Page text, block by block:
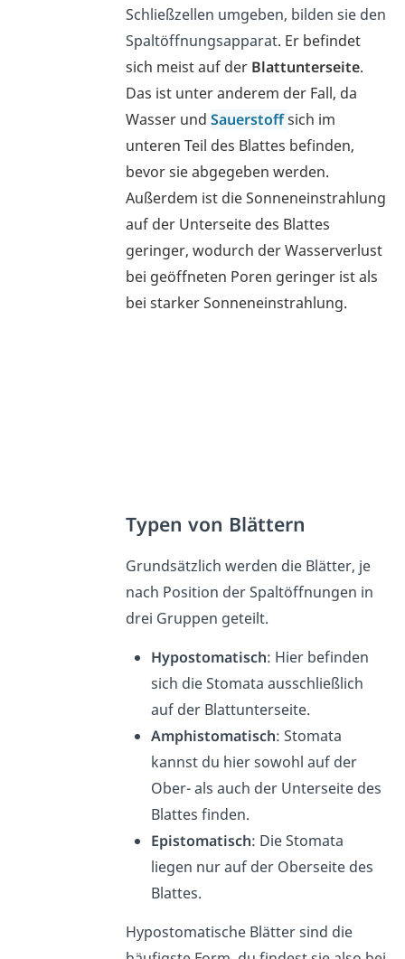
Schließzellen umgeben, bilden sie den
Spaltöffnungsapparat. Er befindet
sich meist auf der Blattunterseite.
Das ist unter anderem der Fall, da
Wasser undSauerstoffsich im
unteren Teil des Blattes befinden,
bevor sie abgegeben werden.
Außerdem ist die Sonneneinstrahlung
auf der Unterseite des Blattes
geringer, wodurch der Wasserverlust
bei geöffneten Poren geringer ist als
bei starker Sonneneinstrahlung.
Typen von Blättern
Grundsätzlich werden die Blätter, je
nach Position der Spaltöffnungen in
drei Gruppen geteilt.
Hypostomatisch: Hier befinden
sich die Stomata ausschließlich
auf der Blattunterseite.
Amphistomatisch: Stomata
kannst du hier sowohl auf der
Ober- als auch der Unterseite des
Blattes finden.
Epistomatisch: Die Stomata
liegen nur auf der Oberseite des
Blattes.
Hypostomatische Blätter sind die